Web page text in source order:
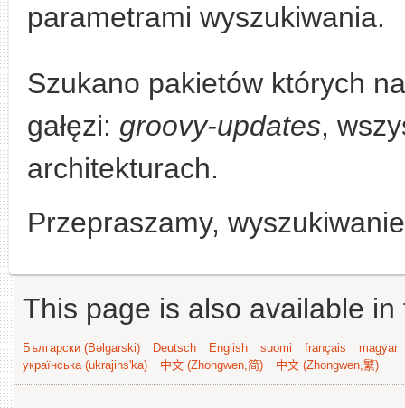
parametrami wyszukiwania.
Szukano pakietów których
gałęzi: groovy-updates,
architekturach.
Przepraszamy,
This page is also available
Български (Bəlgarski) Deutsch English suomi français
magyar
українська (ukrajins'ka)
中文 (Zhongwen,简) 中文 (Zhongwen,繁)